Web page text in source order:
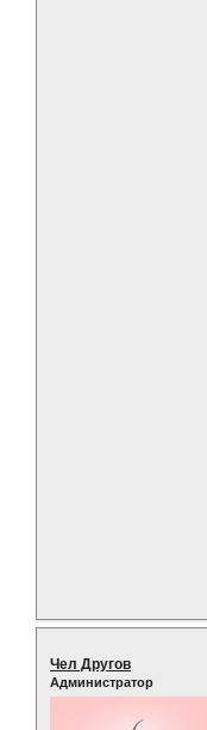
Чел Другов
Администратор